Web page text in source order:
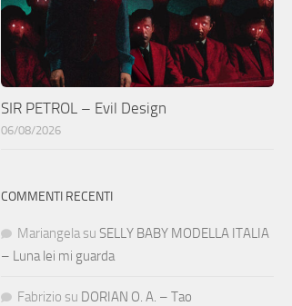
SIR PETROL – Evil Design
06/08/2026
COMMENTI RECENTI
Mariangela su SELLY BABY MODELLA ITALIA
– Luna lei mi guarda
Fabrizio su DORIAN O. A. – Tao